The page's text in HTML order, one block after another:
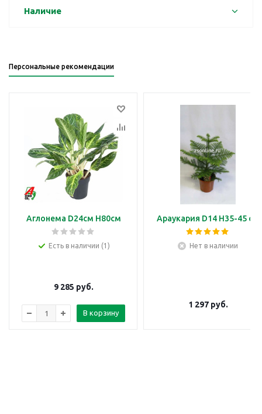
Наличие
Персональные рекомендации
Аглонема D24см H80см
Есть в наличии (1)
9 285 руб.
В корзину
Араукария D14 H35-45 см
Нет в наличии
1 297руб.